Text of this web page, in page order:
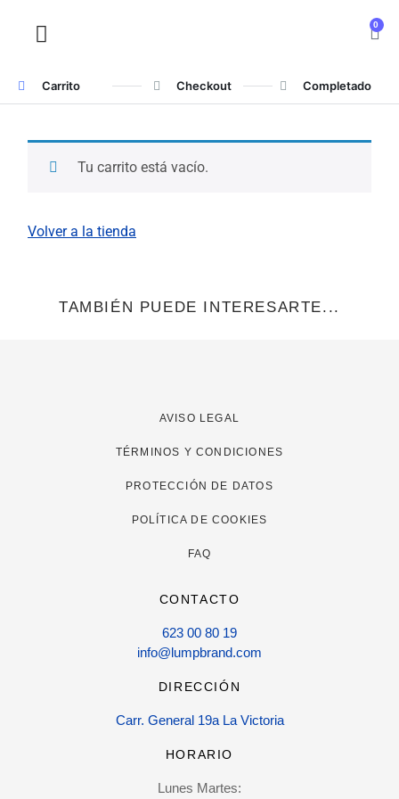
0
Carrito Checkout Completado
Tu carrito está vacío.
Volver a la tienda
TAMBIÉN PUEDE INTERESARTE...
AVISO LEGAL
TÉRMINOS Y CONDICIONES
PROTECCIÓN DE DATOS
POLÍTICA DE COOKIES
FAQ
CONTACTO
623 00 80 19
info@lumpbrand.com
DIRECCIÓN
Carr. General 19a La Victoria
HORARIO
Lunes Martes: